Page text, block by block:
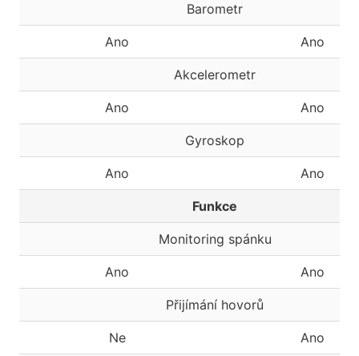
Barometr
Ano Ano
Akcelerometr
Ano Ano
Gyroskop
Ano Ano
Funkce
Monitoring spánku
Ano Ano
Přijímání hovorů
Ne Ano